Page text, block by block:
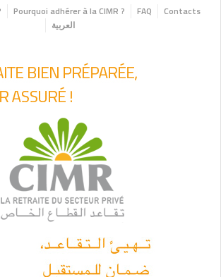
Pourquoi adhérer à la CIMR ? FAQ
Contacts
العربية